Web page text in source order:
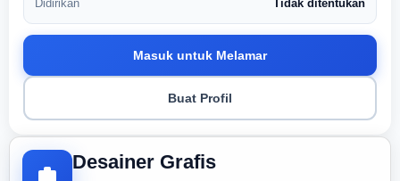
Desainer Grafis
Didirikan Tidak ditentukan
Masuk untuk Melamar
Buat Profil